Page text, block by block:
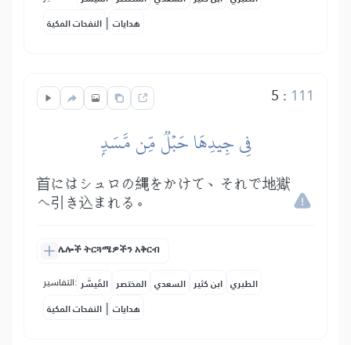
النفحات المكية | هدايات
5 : 111
فِي جِيدِهَا حَبۡلٞ مِّن مَّسَدِۭ
首にはシュロの縄をかけて、それで地獄
へ引き込まれる。
ሌሎች ትርጓሜዎችን አቅርብ
التفاسير: المُيسَّر المختصر السعدي ابن كثير الطبري
النفحات المكية | هدايات